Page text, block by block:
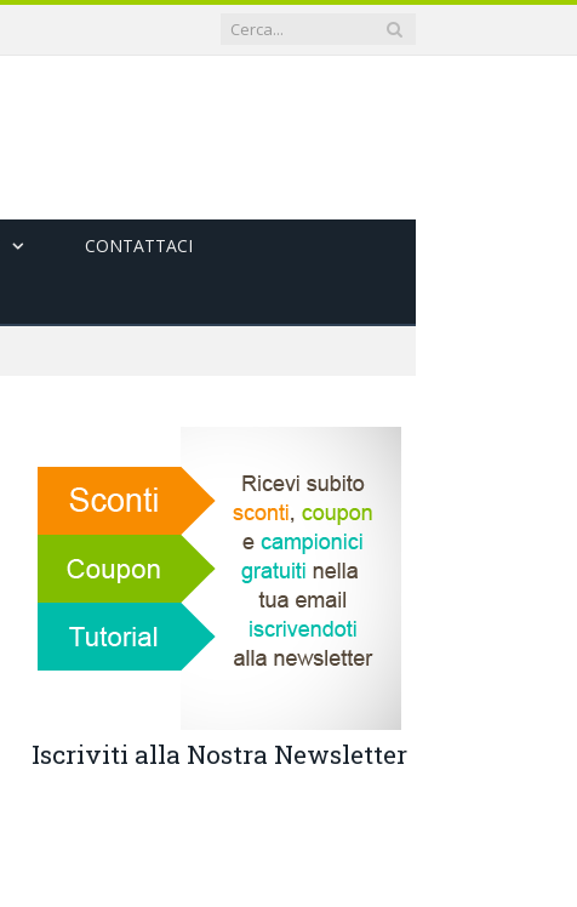
CONTATTACI
Iscriviti alla Nostra Newsletter